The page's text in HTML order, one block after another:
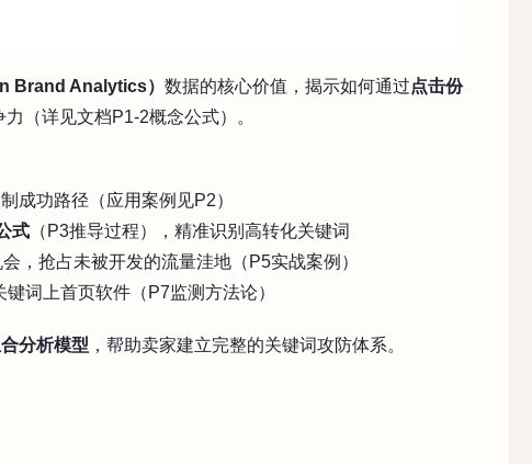
Brand Analytics） 数据的核心价值，揭示如何通过点击份
（详见文档P1-2概念公式）。
成功路径（应用案例见P2）
式 （P3推导过程），精准识别高转化关键词
，抢占未被开发的流量洼地（P5实战案例）
词上首页软件（P7监测方法论）
分析模型 ，帮助卖家建立完整的关键词攻防体系。